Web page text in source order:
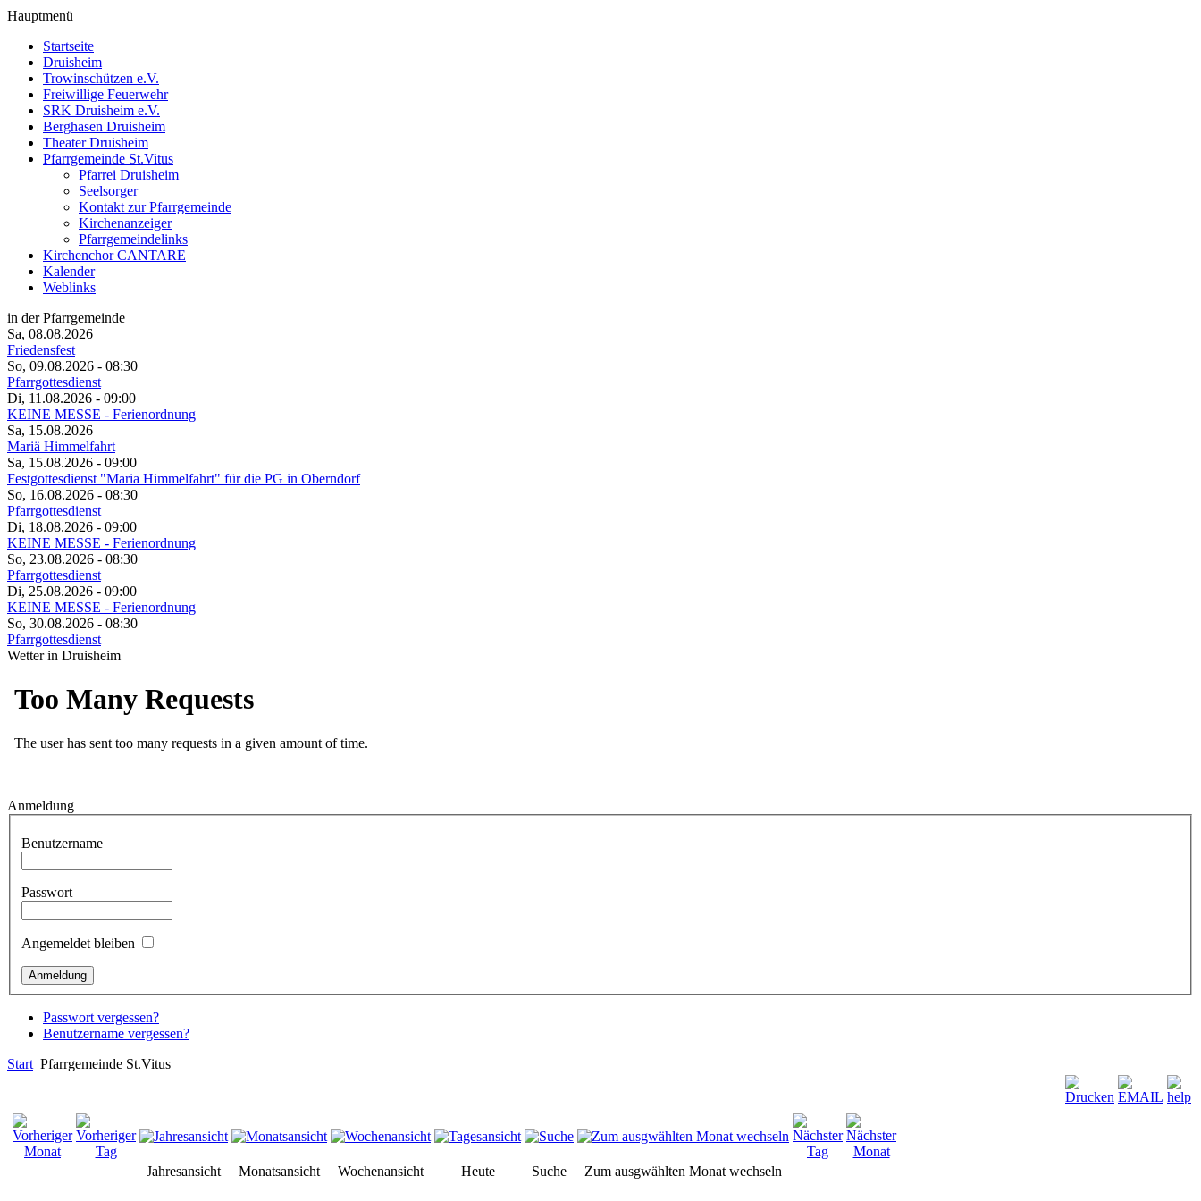
Hauptmenü
Startseite
Druisheim
Trowinschützen e.V.
Freiwillige Feuerwehr
SRK Druisheim e.V.
Berghasen Druisheim
Theater Druisheim
Pfarrgemeinde St.Vitus
Pfarrei Druisheim
Seelsorger
Kontakt zur Pfarrgemeinde
Kirchenanzeiger
Pfarrgemeindelinks
Kirchenchor CANTARE
Kalender
Weblinks
in der Pfarrgemeinde
Sa, 08.08.2026
Friedensfest
So, 09.08.2026 - 08:30
Pfarrgottesdienst
Di, 11.08.2026 - 09:00
KEINE MESSE - Ferienordnung
Sa, 15.08.2026
Mariä Himmelfahrt
Sa, 15.08.2026 - 09:00
Festgottesdienst "Maria Himmelfahrt" für die PG in Oberndorf
So, 16.08.2026 - 08:30
Pfarrgottesdienst
Di, 18.08.2026 - 09:00
KEINE MESSE - Ferienordnung
So, 23.08.2026 - 08:30
Pfarrgottesdienst
Di, 25.08.2026 - 09:00
KEINE MESSE - Ferienordnung
So, 30.08.2026 - 08:30
Pfarrgottesdienst
Wetter in Druisheim
Anmeldung
Benutzername
Passwort
Angemeldet bleiben
Passwort vergessen?
Benutzername vergessen?
Start Pfarrgemeinde St.Vitus
Jahresansicht Monatsansicht Wochenansicht Heute Suche Zum ausgwählten Monat wechseln